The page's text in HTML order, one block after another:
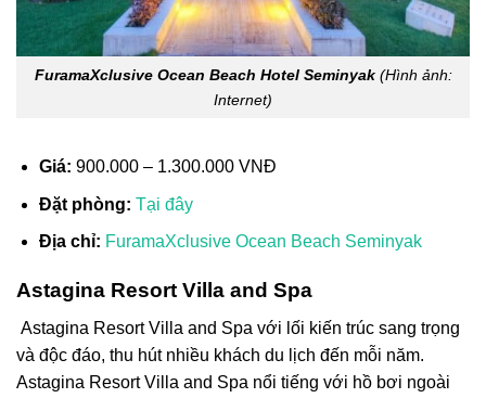
FuramaXclusive Ocean Beach Hotel Seminyak (Hình ảnh:
Internet)
Giá: 900.000 – 1.300.000 VNĐ
Đặt phòng: Tại đây
Địa chỉ: FuramaXclusive Ocean Beach Seminyak
Astagina Resort Villa and Spa
Astagina Resort Villa and Spa với lối kiến trúc sang trọng
và độc đáo, thu hút nhiều khách du lịch đến mỗi năm.
Astagina Resort Villa and Spa nổi tiếng với hồ bơi ngoài